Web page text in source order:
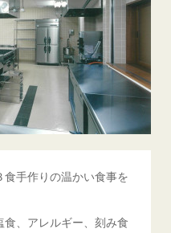
手作りの温かい食事を
、アレルギー、刻み食